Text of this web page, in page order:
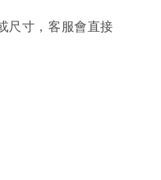
尺寸，客服會直接